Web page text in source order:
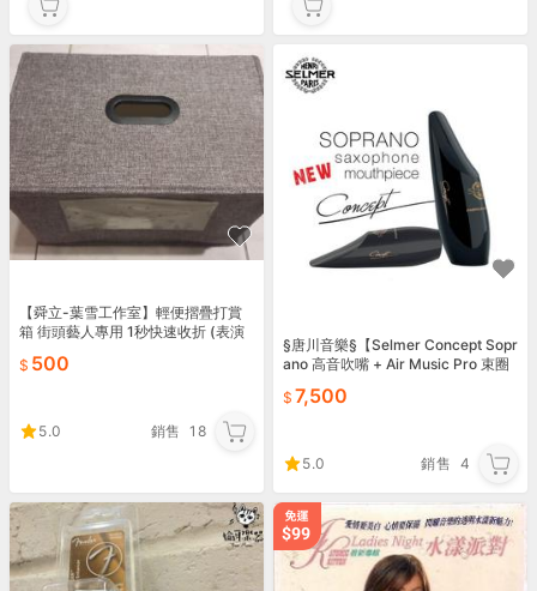
【舜立-葉雪工作室】輕便摺疊打賞
箱 街頭藝人專用 1秒快速收折 (表演
捐獻箱)
500
5.0 銷售 18
§唐川音樂§【Selmer Concept Sopr
ano 高音吹嘴 + Air Music Pro 束圈
7,500
5.0 銷售 4